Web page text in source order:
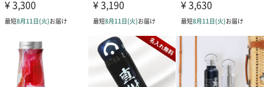
蓋の開閉もラクラク
フタの開閉も簡単に行うことができます。ロゴがあるのもポイン
ト。